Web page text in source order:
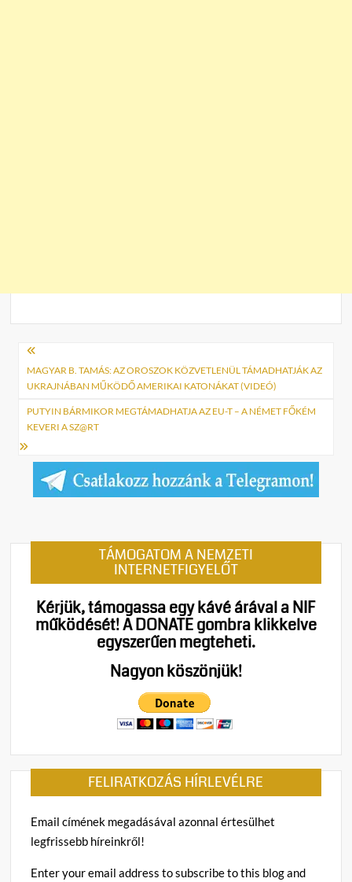
Bejegyzés
navigáció
MAGYAR B. TAMÁS: AZ OROSZOK KÖZVETLENÜL TÁMADHATJÁK AZ
UKRAJNÁBAN MŰKÖDŐ AMERIKAI KATONÁKAT (VIDEÓ)
PUTYIN BÁRMIKOR MEGTÁMADHATJA AZ EU-T – A NÉMET FŐKÉM
KEVERI A SZ@RT
TÁMOGATOM A NEMZETI
INTERNETFIGYELŐT
Kérjük, támogassa egy kávé árával a NIF
működését!A DONATE gombra klikkelve
egyszerűen megteheti.
Nagyon köszönjük!
FELIRATKOZÁS HÍRLEVÉLRE
Email címének megadásával azonnal értesülhet
legfrissebb híreinkről!
Enter your email address to subscribe to this blog and